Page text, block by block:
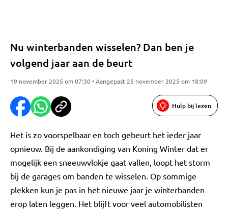
Nu winterbanden wisselen? Dan ben je
volgend jaar aan de beurt
19 november 2025 om 07:30 • Aangepast 25 november 2025 om 18:09
Hulp bij lezen
Het is zo voorspelbaar en toch gebeurt het ieder jaar
opnieuw. Bij de aankondiging van Koning Winter dat er
mogelijk een sneeuwvlokje gaat vallen, loopt het storm
bij de garages om banden te wisselen. Op sommige
plekken kun je pas in het nieuwe jaar je winterbanden
erop laten leggen. Het blijft voor veel automobilisten